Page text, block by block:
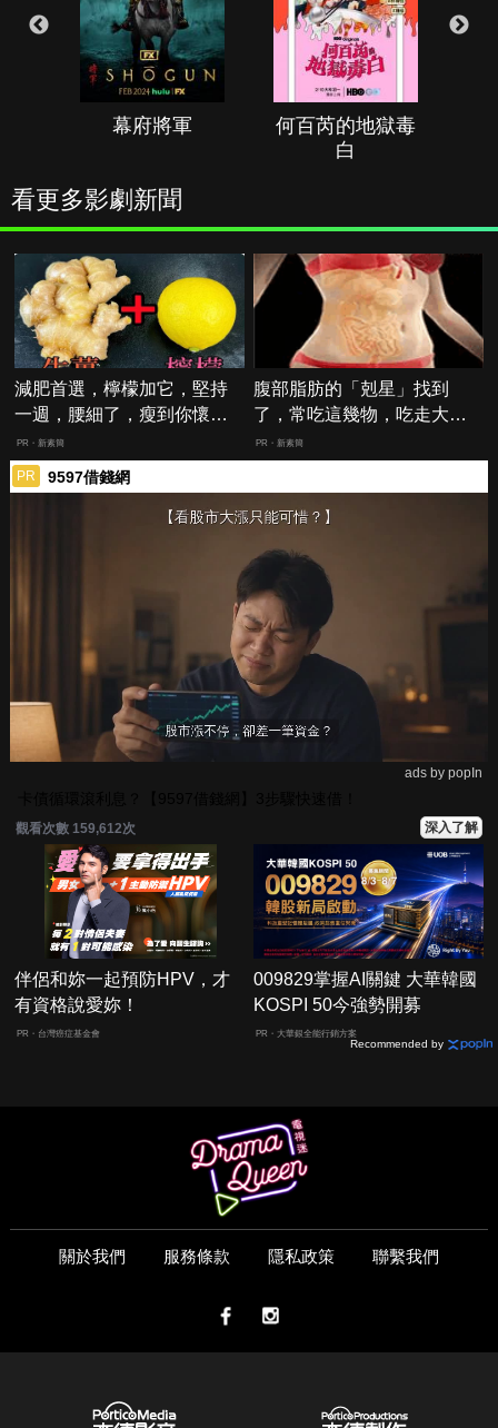
幕府將軍
何百芮的地獄毒
白
看更多影劇新聞
減肥首選，檸檬加它，堅持
一週，腰細了，瘦到你懷疑
人生
PR・新素簡
腹部脂肪的「剋星」找到
了，常吃這幾物，吃走大肚
囊，瘦出小蠻腰
PR・新素簡
PR 9597借錢網
ads by popIn
觀看次數 159,619次 深入了解
伴侶和妳一起預防HPV，才
有資格說愛妳！
PR・台灣癌症基金會
009829掌握AI關鍵 大華韓國
KOSPI 50今強勢開募
PR・大華銀全能行銷方案
Recommended by
關於我們 服務條款 隱私政策 聯繫我們